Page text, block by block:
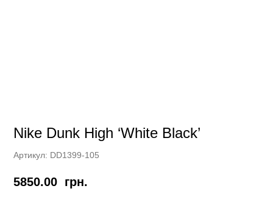
Nike Dunk High ‘White Black’
Артикул: DD1399-105
5850.00 грн.